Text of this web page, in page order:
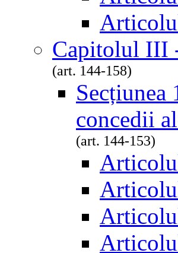
Capitolul III
(art. 144-158)
Secțiunea
concedii
(art. 144-153)